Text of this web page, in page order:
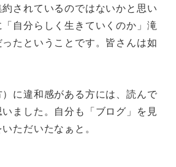
されているのではないかと思い
自分らしく生きていくのか」 滝
たということです。皆さんは如
に違和感がある方には、読んで
ました。自分も「ブログ」を見
ただいたなぁと。